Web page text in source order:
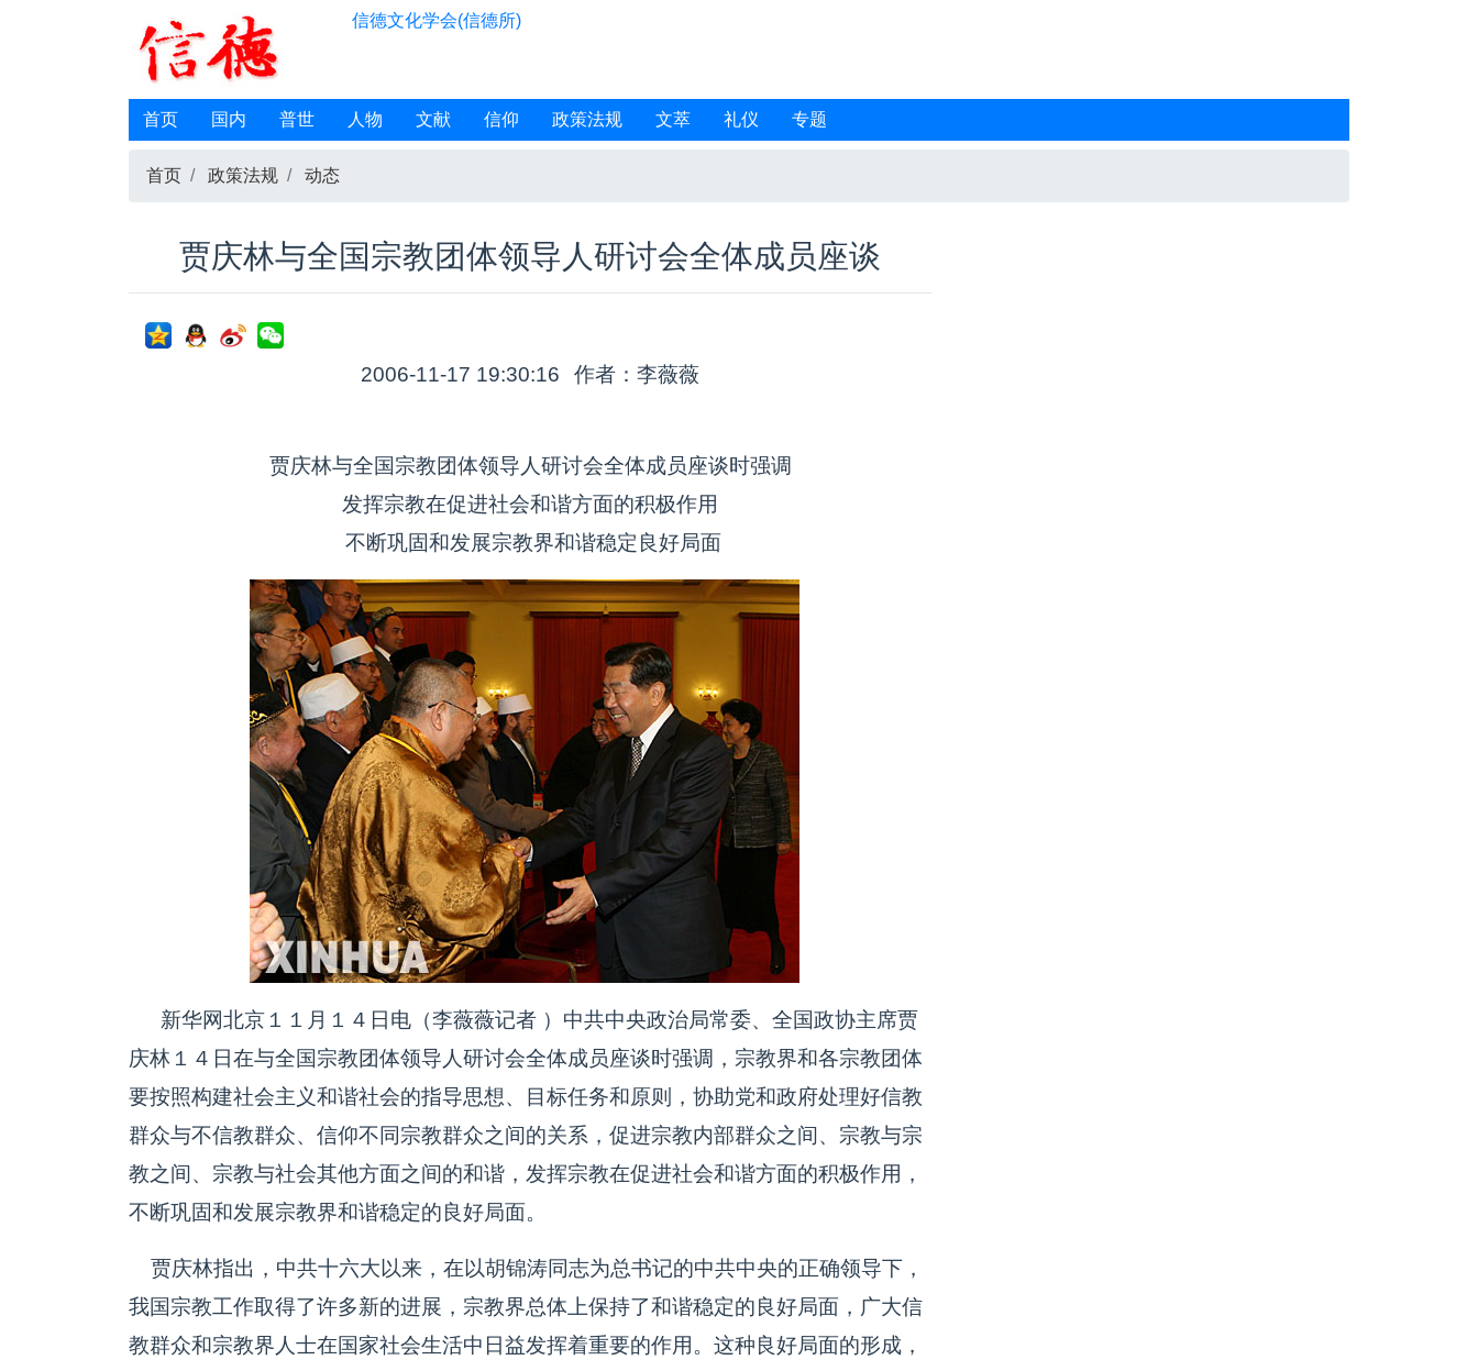
信德文化学会(信德所)
首页 国内 普世 人物 文献 信仰 政策法规 文萃 礼仪 专题
首页 政策法规 动态
贾庆林与全国宗教团体领导人研讨会全体成员座谈
2006-11-17 19:30:16 作者：李薇薇
贾庆林与全国宗教团体领导人研讨会全体成员座谈时强调
发挥宗教在促进社会和谐方面的积极作用
不断巩固和发展宗教界和谐稳定良好局面
新华网北京１１月１４日电（李薇薇记者 ）中共中央政治局常委、全国政协主席贾
庆林１４日在与全国宗教团体领导人研讨会全体成员座谈时强调，宗教界和各宗教团体
要按照构建社会主义和谐社会的指导思想、目标任务和原则，协助党和政府处理好信教
群众与不信教群众、信仰不同宗教群众之间的关系，促进宗教内部群众之间、宗教与宗
教之间、宗教与社会其他方面之间的和谐，发挥宗教在促进社会和谐方面的积极作用，
不断巩固和发展宗教界和谐稳定的良好局面。
贾庆林指出，中共十六大以来，在以胡锦涛同志为总书记的中共中央的正确领导下，
我国宗教工作取得了许多新的进展，宗教界总体上保持了和谐稳定的良好局面，广大信
教群众和宗教界人士在国家社会生活中日益发挥着重要的作用。这种良好局面的形成，